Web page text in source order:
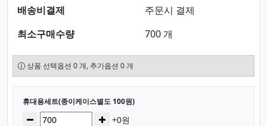
배송비결제
주문시 결제
최소구매수량
700 개
상품 선택옵션 0 개, 추가옵션 0 개
선택된 옵션
휴대용세트(종이케이스별도 100원)
수량감소 증가+0원